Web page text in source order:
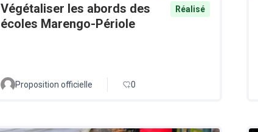
Végétaliser les abords des
écoles Marengo-Périole
Réalisé
Proposition officielle 0